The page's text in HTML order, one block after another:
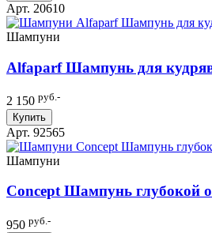
Арт. 20610
Шампуни
Alfaparf Шампунь для
2 150 руб.-
Купить
Арт. 92565
Шампуни
Concept Шампунь глубокой
950 руб.-